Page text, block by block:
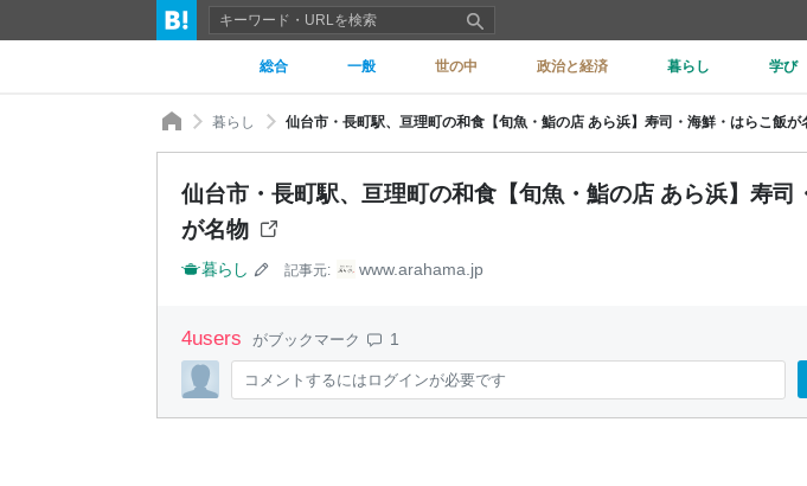
総合 一般 世の中 政治と経済 暮らし 学び
暮らし 仙台市・長町駅、亘理町の和食【旬魚・鮨の店 あら浜】寿司・海鮮・はらこ飯が
仙台市・長町駅、亘理町の和食【旬魚・鮨の店 あら浜】寿司
が名物
暮らし 記事元: www.arahama.jp
4users がブックマーク 1
コメントするにはログインが必要です